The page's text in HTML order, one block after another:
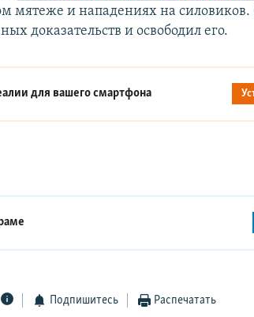
мятеже и нападениях на силовиков.
доказательств и освободил его.
для вашего смартфона
Подпишитесь Распечатать